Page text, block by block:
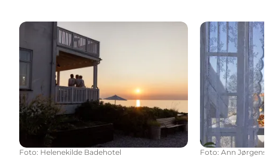
Badehoteller
Foto: Helenekilde Badehotel
Hoteller
Foto: Ann